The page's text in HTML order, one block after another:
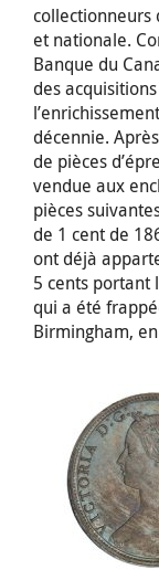
collectionneurs
et nationale.
Banque du
des
décennie.
de pièces
vendue aux
pièces
de 1 cent de
ont déjà
5 cents portant
qui a été
Birmingham,